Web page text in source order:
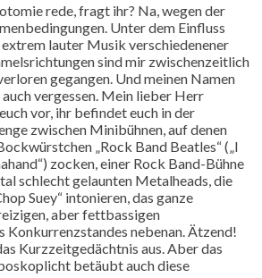
rede, fragt ihr? Na, wegen der
Unter dem Einfluss
lauter Musik verschiedenener
sind mir zwischenzeitlich
gegangen. Und meinen Namen
vergessen. Mein lieber Herr
vor, ihr befindet euch in der
zwischen Minibühnen, auf denen
„Rock Band Beatles“ („I
zocken, einer Rock Band-Bühne
schlecht gelaunten Metalheads, die
Suey“ intonieren, das ganze
aber fettbassigen
Konkurrenzstandes nebenan. Ätzend!
Kurzzeitgedächtnis aus. Aber das
betäubt auch diese